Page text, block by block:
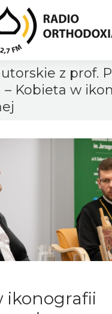
z prof.
Kobieta w
ikonografii